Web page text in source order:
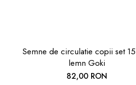
Semne de circulatie copii set
lemn Goki
82,00 RON